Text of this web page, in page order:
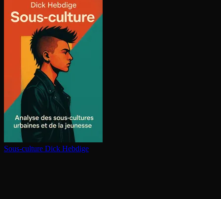
Sous-culture Dick Hebdige